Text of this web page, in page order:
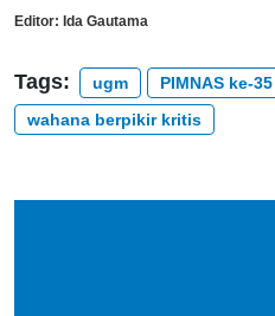
Editor: Ida Gautama
Tags: ugm PIMNAS ke-35
wahana berpikir kritis